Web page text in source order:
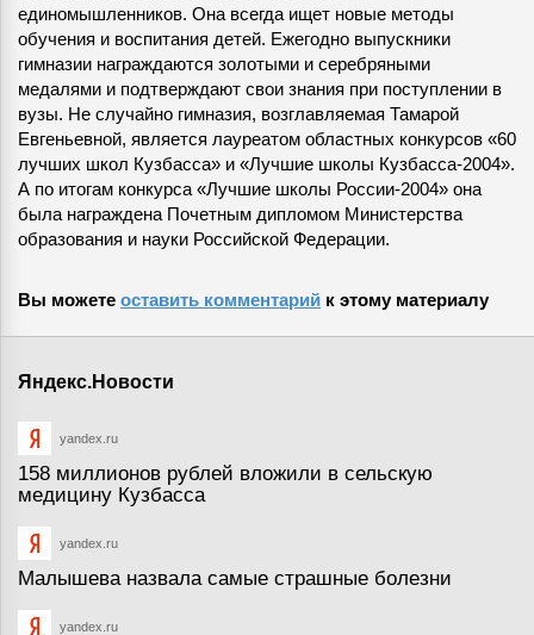
единомышленников. Она всегда ищет новые методы
обучения и воспитания детей. Ежегодно выпускники
гимназии награждаются золотыми и серебряными
медалями и подтверждают свои знания при поступлении в
вузы. Не случайно гимназия, возглавляемая Тамарой
Евгеньевной, является лауреатом областных конкурсов «60
лучших школ Кузбасса» и «Лучшие школы Кузбасса-2004».
А по итогам конкурса «Лучшие школы России-2004» она
была награждена Почетным дипломом Министерства
образования и науки Российской Федерации.
Вы можете оставить комментарий к этому материалу
Яндекс.Новости
yandex.ru
158 миллионов рублей вложили в сельскую
медицину Кузбасса
yandex.ru
Малышева назвала самые страшные болезни
yandex.ru